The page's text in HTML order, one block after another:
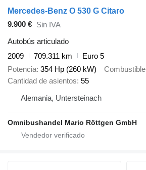
Mercedes-Benz O 530 G Citaro
9.900 € Sin IVA
Autobús articulado
2009
709.311 km
Euro 5
Potencia 354 Hp (260 kW) Combustible
Cantidad de asientos 55
Alemania, Untersteinach
Omnibushandel Mario Röttgen GmbH